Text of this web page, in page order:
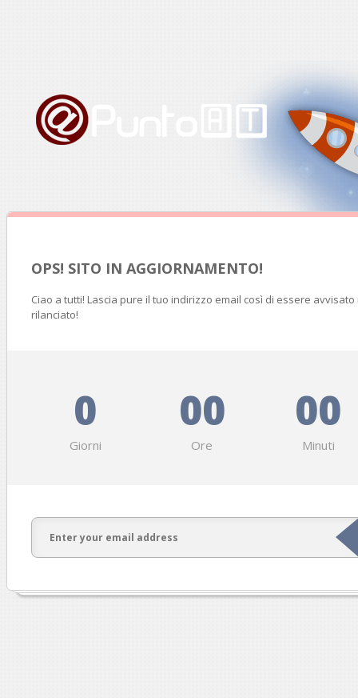
OPS! SITO IN AGGIORNAMENTO!
Ciao a tutti! Lascia pure il tuo indirizzo email così di essere
rilanciato!
0
Giorni
00
Ore
00
Minuti